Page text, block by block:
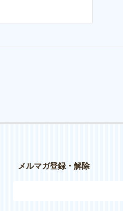
メルマガ登録・解除